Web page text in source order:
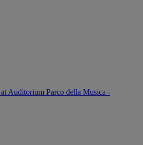
Auditorium Parco della Musica -